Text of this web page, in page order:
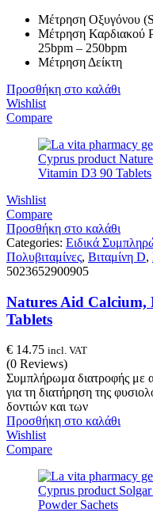
Μέτρηση Οξυγόνου
Μέτρηση Καρδιακού
25bpm – 250bpm
Μέτρηση Δείκτη
Προσθήκη στο καλάθι
Wishlist
Compare
Wishlist
Compare
Προσθήκη στο καλάθι
Categories: Ειδικά
Πολυβιταμίνες, Βιταμίνη D,
5023652900905
Natures Aid
Tablets
€ 14.75 incl. VAT
(0 Reviews)
Συμπλήρωμα διατροφής με
για τη διατήρηση της
δοντιών και των
Προσθήκη στο καλάθι
Wishlist
Compare